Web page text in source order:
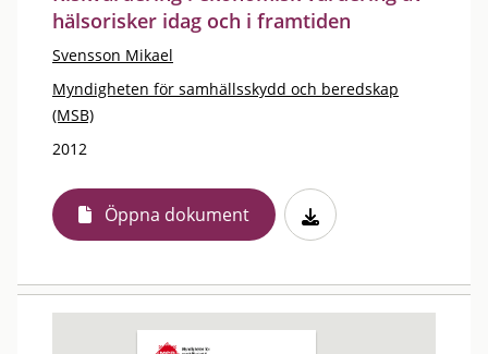
hälsorisker idag och i framtiden
Svensson Mikael
Myndigheten för samhällsskydd och beredskap
(MSB)
2012
Öppna dokument